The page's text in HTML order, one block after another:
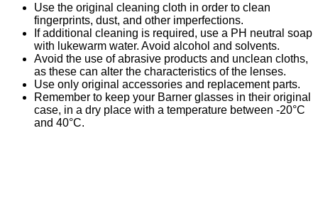
Use the original cleaning cloth in order to clean
fingerprints, dust, and other imperfections.
If additional cleaning is required, use a PH neutral soap
with lukewarm water. Avoid alcohol and solvents.
Avoid the use of abrasive products and unclean cloths,
as these can alter the characteristics of the lenses.
Use only original accessories and replacement parts.
Remember to keep your Barner glasses in their original
case, in a dry place with a temperature between -20°C
and 40°C.